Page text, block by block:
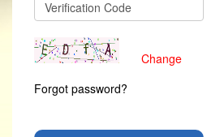
Change
Forgot password?